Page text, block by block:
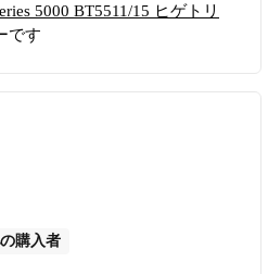
り、とても
っていた
上げてしま
グをしっ
5000 BT5511/15 ヒゲトリ
です
購入者